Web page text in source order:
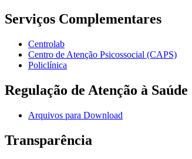
Serviços Complementares
Centrolab
Centro de Atenção Psicossocial (CAPS)
Policlínica
Regulação de Atenção à Saúde
Arquivos para Download
Transparência